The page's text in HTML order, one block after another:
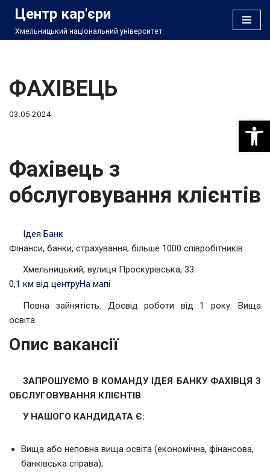
Перейти
Центр кар'єри
Хмельницький національний університет
ФАХІВЕЦЬ
03.05.2024
Фахівець з
обслуговування клієнтів
Ідея Банк
Фінанси, банки, страхування; більше 1000 співробітників
Хмельницький, вулиця Проскурівська, 33.
0,1 км від центруНа мапі
Повна зайнятість. Досвід роботи від 1 року. Вища
освіта.
Опис вакансії
ЗАПРОШУЄМО В КОМАНДУ ІДЕЯ БАНКУ ФАХІВЦЯ З
ОБСЛУГОВУВАННЯ КЛІЄНТІВ
У НАШОГО КАНДИДАТА Є:
Вища або неповна вища освіта (економічна, фінансова,
банківська справа);